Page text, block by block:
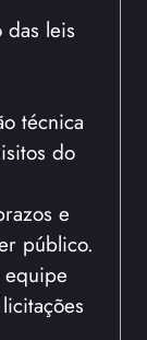
das leis
técnica
do
e
público.
equipe